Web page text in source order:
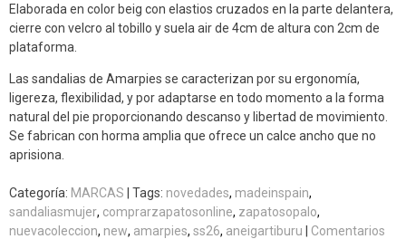
Elaborada en color beig con elastios cruzados en la parte delantera,
cierre con velcro al tobillo y suela air de 4cm de altura con 2cm de
plataforma.
Las sandalias de Amarpies se caracterizan por su ergonomía,
ligereza, flexibilidad, y por adaptarse en todo momento a la forma
natural del pie proporcionando descanso y libertad de movimiento.
Se fabrican con horma amplia que ofrece un calce ancho que no
aprisiona.
Categoría: MARCAS Tags: novedades madeinspain
sandaliasmujer comprarzapatosonline zapatosopalo
nuevacoleccion new amarpies ss26 aneigartiburu Comentarios